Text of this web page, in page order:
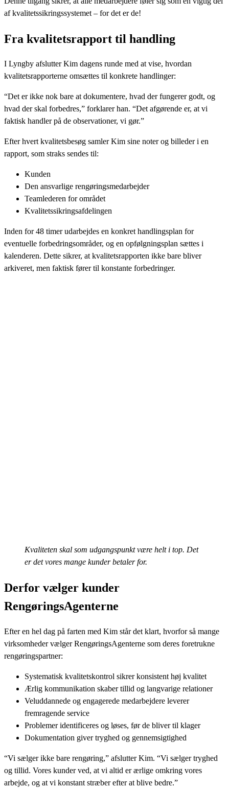
af kvalitetssikringssystemet – for det er de!
Fra kvalitetsrapport til handling
I Lyngby afslutter Kim dagens runde med at vise, hvordan
kvalitetsrapporterne omsættes til konkrete handlinger:
“Det er ikke nok bare at dokumentere, hvad der fungerer godt, og
hvad der skal forbedres,” forklarer han. “Det afgørende er, at vi
faktisk handler på de observationer, vi gør.”
Efter hvert kvalitetsbesøg samler Kim sine noter og billeder i en
rapport, som straks sendes til:
Kunden
Den ansvarlige rengøringsmedarbejder
Teamlederen for området
Kvalitetssikringsafdelingen
Inden for 48 timer udarbejdes en konkret handlingsplan for
eventuelle forbedringsområder, og en opfølgningsplan sættes i
kalenderen. Dette sikrer, at kvalitetsrapporten ikke bare bliver
arkiveret, men faktisk fører til konstante forbedringer.
Kvaliteten skal som udgangspunkt være helt i top. Det
er det vores mange kunder betaler for.
Derfor vælger kunder
RengøringsAgenterne
Efter en hel dag på farten med Kim står det klart, hvorfor så mange
virksomheder vælger RengøringsAgenterne som deres foretrukne
rengøringspartner:
Systematisk kvalitetskontrol sikrer konsistent høj kvalitet
Ærlig kommunikation skaber tillid og langvarige relationer
Veluddannede og engagerede medarbejdere leverer
fremragende service
Problemer identificeres og løses, før de bliver til klager
Dokumentation giver tryghed og gennemsigtighed
“Vi sælger ikke bare rengøring,” afslutter Kim. “Vi sælger tryghed
og tillid. Vores kunder ved, at vi altid er ærlige omkring vores
arbejde, og at vi konstant stræber efter at blive bedre.”